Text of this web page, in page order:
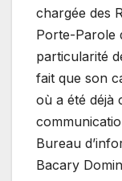
chargée des
Porte-Parole
particularité
fait que son
où a été déjà
Bureau
Bacary